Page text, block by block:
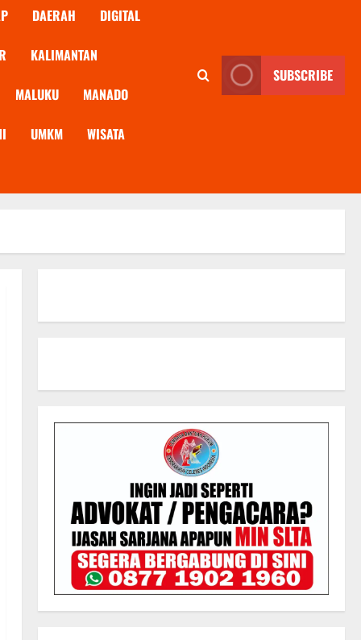
DAERAH DIGITAL
KALIMANTAN
MALUKU MANADO
UMKM WISATA
SUBSCRIBE